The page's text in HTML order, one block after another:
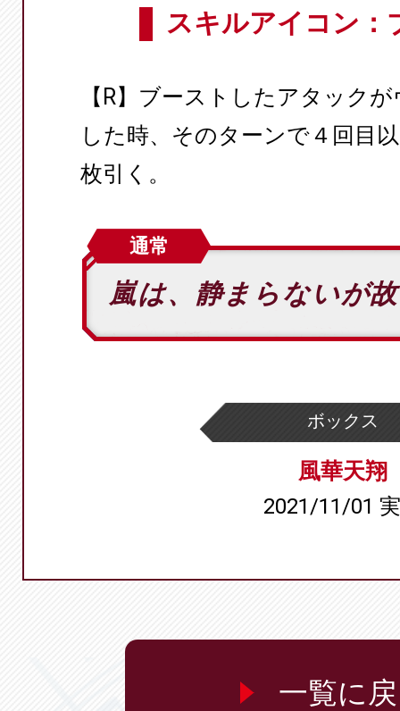
スキルアイコン：
【R】ブーストしたアタック
した時、そのターンで４回目
枚引く。
通常
嵐は、静まらないが
ボックス
風華天翔
2021/11/01
一覧に